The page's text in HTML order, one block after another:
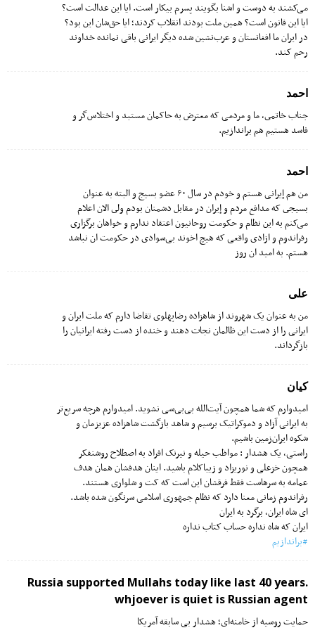
می‌کشند به دوست و اشنا بگویند پسرم بیکار است. ایا این عدالت است؟
ایا این قانون است؟ همین ملت بودند انقلاب کردند؛ ایا حق‌شان این بود؟
در ایران ما افغانستان و عرب‌نشین شده دیگر ایرانی باقی نمانده خداوند
رحم کند.
احمد
جناب خاتمى، ما و مردمی که معترض به حاکمان مستبد و اختلاس‌گر و
فاسد هستیم هم براندازیم.
احمد
من هم إیرانی هستم و خودم در سال ۶٠ عضو بسیج و البته به عنوان
بسیجى که مدافع مردم و إیران در مقابل دشمنان بودم ولى الان اعلام
می‌کنم به این نظام و حکومت روحانیون اعتقاد ندارم و خواهان برگزارى
رفراندوم و ازادى واقعی که هیچ اخوند بی‌سوادى در حکومت ان نباشد
هستم. به امید ان روز
علی
من به عنوان یک شهروند از شاهزاده رضاپهلوی تقاضا دارم که ملت ایران و
ایرانی را از دست این ظالمان نجات دهند و خنده از دست رفته ایرانیان را
بازگرداند.
کیان
امیدوارم که شما همچون آیت‌الله بی‌بی‌سی نشوید. امیدوارم هرچه سریع‌تر
به ایرانی آزاد و دموکراتیک برسیم و شاهد بازگشت شاهزاده عزیزمان و
شکوه ایران‌زمین باشیم.
راستی، یک هشدار : مواظب حیله و نیرنک افراد به اصطلاح روشنفکر
همچون خزعلی و نوریزاد و زیباکلام باشید. اینان هدفشان همان هدف
عمامه به سرهاست فقط فرقشان این است که کت و شلواری هستند.
رفراندوم زمانی معنا دارد که نظام جمهوری اسلامی سرنگون شده باشد.
ای شاه ایران، برگرد به ایران
ایران که شاه نداره حساب کتاب نداره
#براندازیم
Russia supported Mullahs today like last 40 years.
whjoever is quiet is Russian agent
حمایت روسیه از خامنه‌ای؛ هشدار بی سابقه آمریکا